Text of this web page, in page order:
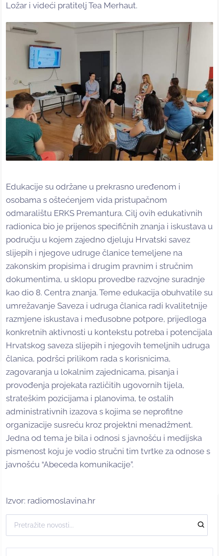
Ložar i videći pratitelj Tea Merhaut.
Edukacije su održane u prekrasno uređenom i
osobama s oštećenjem vida pristupačnom
odmaralištu ERKS Premantura. Cilj ovih edukativnih
radionica bio je prijenos specifičnih znanja i iskustava u
području u kojem zajedno djeluju Hrvatski savez
slijepih i njegove udruge članice temeljene na
zakonskim propisima i drugim pravnim i stručnim
dokumentima, u sklopu provedbe razvojne suradnje
kao dio 8. Centra znanja. Teme edukacija obuhvatile su
umrežavanje Saveza i udruga članica radi kvalitetnije
razmjene iskustava i međusobne potpore, prijedloga
konkretnih aktivnosti u kontekstu potreba i potencijala
Hrvatskog saveza slijepih i njegovih temeljnih udruga
članica, podršci prilikom rada s korisnicima,
zagovaranja u lokalnim zajednicama, pisanja i
provođenja projekata različitih ugovornih tijela,
strateškim pozicijama i planovima, te ostalih
administrativnih izazova s kojima se neprofitne
organizacije susreću kroz projektni menadžment.
Jedna od tema je bila i odnosi s javnošću i medijska
pismenost koju je vodio stručni tim tvrtke za odnose s
javnošću “Abeceda komunikacije”.
Izvor: radiomoslavina.hr